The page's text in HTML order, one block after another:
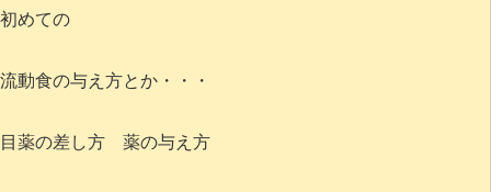
初めての
流動食の与え方とか・・・
目薬の差し方 薬の与え方